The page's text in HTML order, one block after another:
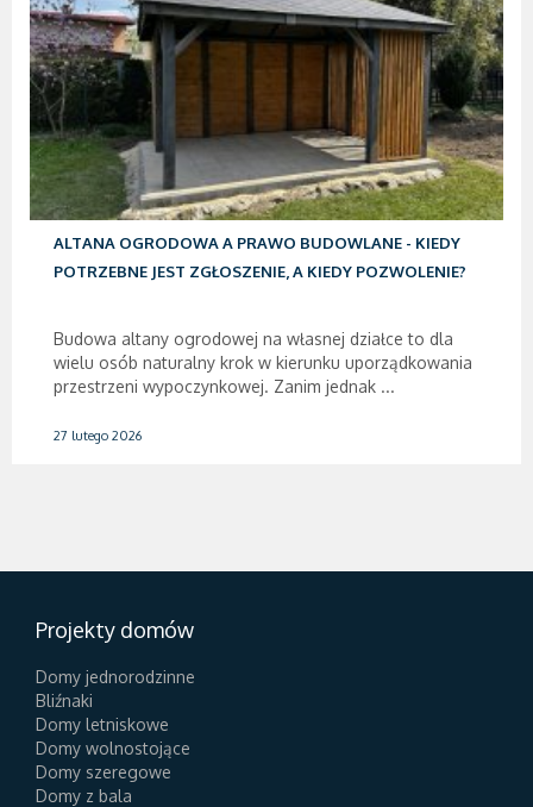
ALTANA OGRODOWA A PRAWO BUDOWLANE - KIEDY
POTRZEBNE JEST ZGŁOSZENIE, A KIEDY POZWOLENIE?
Budowa altany ogrodowej na własnej działce to dla
wielu osób naturalny krok w kierunku uporządkowania
przestrzeni wypoczynkowej. Zanim jednak ...
27 lutego 2026
Projekty domów
Domy jednorodzinne
Bliźnaki
Domy letniskowe
Domy wolnostojące
Domy szeregowe
Domy z bala